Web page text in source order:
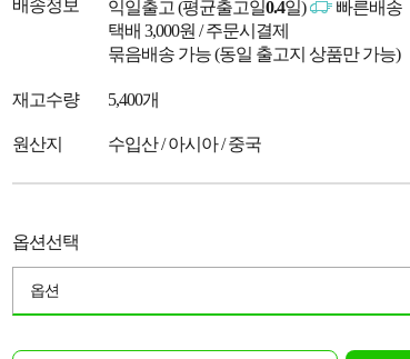
배송정보 익일출고 (평균출고일0.4일)
빠른배송
택배 3,000원 / 주문시결제
묶음배송 가능 (동일 출고지 상품만 가능)
재고수량 5,400개
원산지 수입산 / 아시아 / 중국
옵션선택
옵션